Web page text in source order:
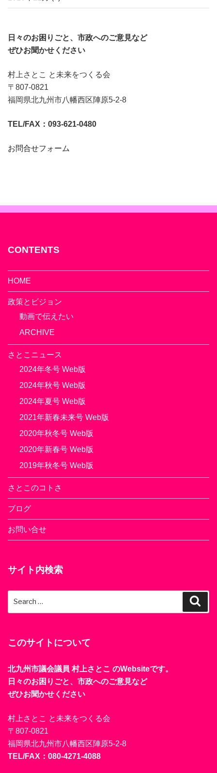
日々のお困りごと、市政へのご意見など
ぜひお聞かせください
村上さとこ と未来をつくる会
〒807-0821
福岡県北九州市八幡西区陣原5-2-8
TEL/FAX：093-621-0480
お問合せフォーム
CONTENTS
HOME
政策とビジョン
動画で伝えたい
ARCHIVE
さとこニュース
2024年冬号 Web版
2024年秋号 Web版
2024年夏号 Web版
2021年新春未来号 Web版
2020年秋冬号 Web版
2020年新春号 Web版
2019年秋冬号 Web版
さとこのコトさ
ブログ
お問い合せ
サイト内検索
このサイトについて
北九州市議会議員 村上さとこ のWebsiteです。
日々のお困りごと、市政へのご意見など
ぜひお聞かせください
村上さとこ と未来をつくる会
〒807-0821
福岡県北九州市八幡西区陣原5-2-8
TEL/FAX：080-4271-4088